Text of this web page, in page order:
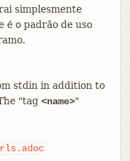
simplesmente
é o padrão de uso
stdin in addition to
"tag <name>"